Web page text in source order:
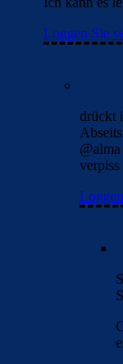
Loggen Sie
drückt
@alma